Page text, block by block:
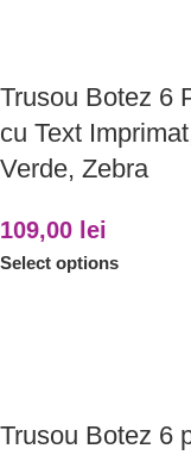
Trusou Botez 6
cu Text
Verde, Zebra
109,00 lei
Select options
Trusou Botez 6